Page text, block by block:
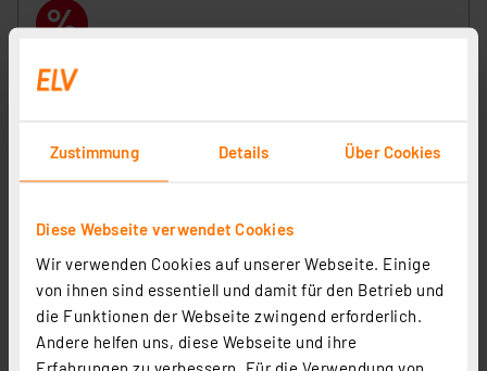
Zustimmung Details Über Cookies
Diese Webseite verwendet Cookies
Wir verwenden Cookies auf unserer Webseite. Einige
von ihnen sind essentiell und damit für den Betrieb und
die Funktionen der Webseite zwingend erforderlich.
Andere helfen uns, diese Webseite und ihre
Erfahrungen zu verbessern. Für die Verwendung von
Dostmann electronic Feuchtemessgerät Humidcheck
Contact, Holz- und Materialfeuchte bis 40 mm Tiefe
Artikel-Nr. 145063
2 4 (5)